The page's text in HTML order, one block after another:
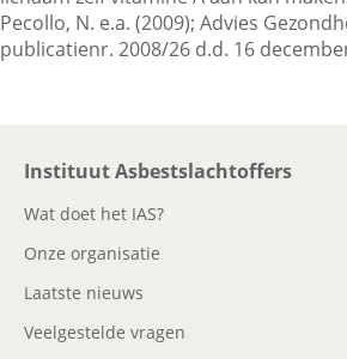
Pecollo, N. e.a. (2009); Advies
publicatienr. 2008/26 d.d. 16
Instituut Asbestslachtoffers
Wat doet het IAS?
Onze organisatie
Laatste nieuws
Veelgestelde vragen